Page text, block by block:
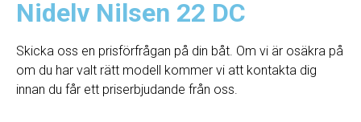
Nidelv Nilsen 22 DC
Skicka oss en prisförfrågan på din båt. Om vi ​​är osäkra på
om du har valt rätt modell kommer vi att kontakta dig
innan du får ett priserbjudande från oss.